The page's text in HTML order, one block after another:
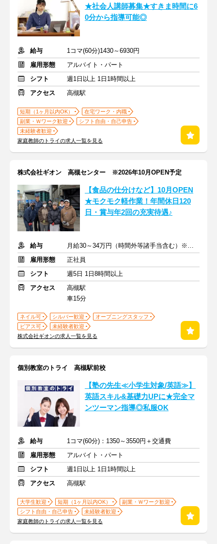
★社会人講師募集★すきま時間に6
0分から指導可能◎
給与
1コマ(60分)1430～6930円
雇用形態
アルバイト・パート
シフト
週1日以上 1日1時間以上
アクセス
高槻駅
短期（1ヶ月以内OK）
在宅ワーク・内職
副業・Ｗワーク歓迎
シフト自由・自己申告
未経験者歓迎
家庭教師のトライの求人一覧を見る
株式会社ギオン 高槻センター ※2026年10月OPEN予定
【食品の仕分けなど】10月OPEN
★モクモク軽作業！年間休日120
日・賞与年2回の充実待遇♪
給与
月給30～34万円（時間外等諸手当含む）※賞与年2回
雇用形態
正社員
シフト
週5日 1日8時間以上
アクセス
高槻駅
車15分
ネイル可 シルバー歓迎
オープニングスタッフ
ピアス可
未経験者歓迎
株式会社ギオンの求人一覧を見る
個別教室のトライ 高槻駅前校
【塾の先生≪小学生対象/英語≫】
英語スキル&基礎力UPに★完全マ
ンツーマン指導◎私服OK
給与
1コマ(60分)：1350～3550円＋交通費
雇用形態
アルバイト・パート
シフト
週1日以上 1日1時間以上
アクセス
高槻駅
大学生歓迎 短期（1ヶ月以内OK）
副業・Ｗワーク歓迎
シフト自由・自己申告
未経験者歓迎
家庭教師のトライの求人一覧を見る